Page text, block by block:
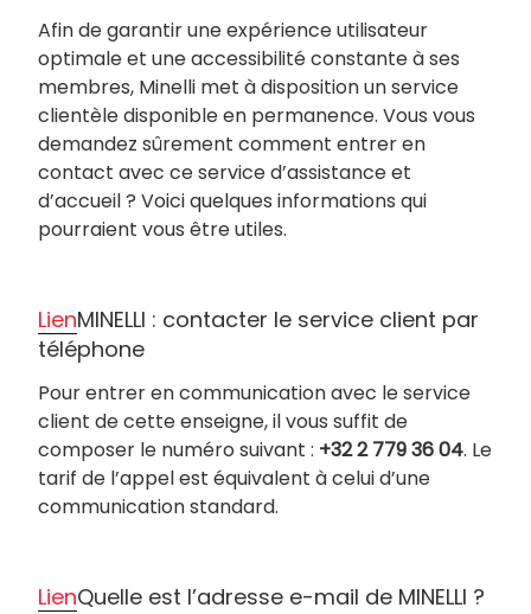
Afin de garantir une expérience utilisateur
optimale et une accessibilité constante à ses
membres, Minelli met à disposition un service
clientèle disponible en permanence. Vous vous
demandez sûrement comment entrer en
contact avec ce service d’assistance et
d’accueil ? Voici quelques informations qui
pourraient vous être utiles.
LienMINELLI : contacter le service client par
téléphone
Pour entrer en communication avec le service
client de cette enseigne, il vous suffit de
composer le numéro suivant : +32 2 779 36 04. Le
tarif de l’appel est équivalent à celui d’une
communication standard.
LienQuelle est l’adresse e-mail de MINELLI ?